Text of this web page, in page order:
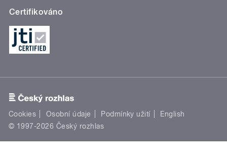
Certifikováno
Cookies Osobní údaje Podmínky užití
English
© 1997-2026 Český rozhlas